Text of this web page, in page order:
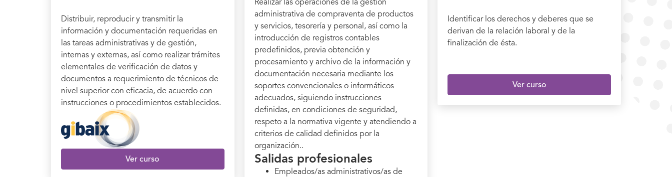
Distribuir, reproducir y transmitir la
información y documentación requeridas en
las tareas administrativas y de gestión,
internas y externas, así como realizar trámites
elementales de verificación de datos y
documentos a requerimiento de técnicos de
nivel superior con eficacia, de acuerdo con
instrucciones o procedimientos establecidos.
Ver curso
administrativa de compraventa de productos
y servicios, tesorería y personal, así como la
introducción de registros contables
predefinidos, previa obtención y
procesamiento y archivo de la información y
documentación necesaria mediante los
soportes convencionales o informáticos
adecuados, siguiendo instrucciones
definidas, en condiciones de seguridad,
respeto a la normativa vigente y atendiendo a
criterios de calidad definidos por la
organización..
Salidas profesionales
Empleados/as administrativos/as de
Identificar los derechos y deberes que se
derivan de la relación laboral y de la
finalización de ésta.
Ver curso